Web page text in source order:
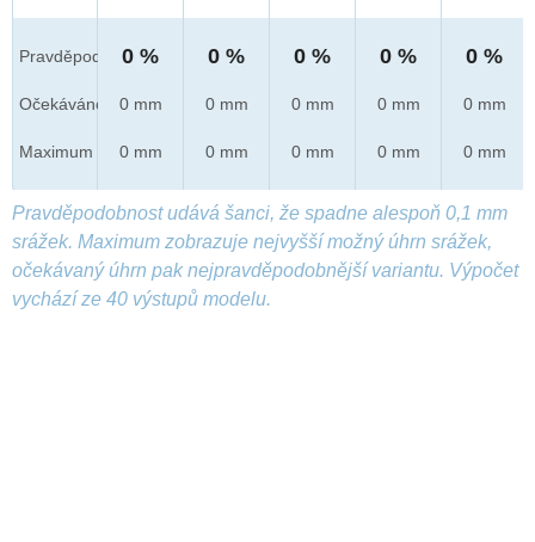
Pravděpod.
Očekáváno
Maximum
0 %
0 mm
0 mm
0 %
0 mm
0 mm
0 %
0 mm
0 mm
0 %
0 mm
0 mm
0 %
0 mm
0 mm
Pravděpodobnost udává šanci, že spadne alespoň 0,1 mm
srážek. Maximum zobrazuje nejvyšší možný úhrn srážek,
očekávaný úhrn pak nejpravděpodobnější variantu. Výpočet
vychází ze 40 výstupů modelu.